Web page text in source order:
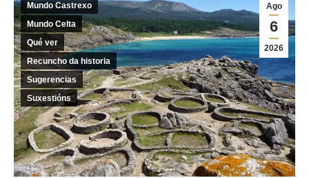
Ago
6
2026
Mundo Castrexo
Mundo Celta
Qué ver
Recuncho da historia
Sugerencias
Suxestións